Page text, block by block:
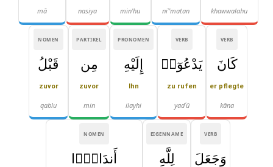
khawwalahu
niʿ'matan
min'hu
nasiya
mā
VERB
كَانَ
er pflegte
kāna
VERB
يَدْعُوٓا۟
zu rufen
yadʿū
PRONOMEN
إِلَيْهِ
Ihn
ilayhi
PARTIKEL
مِن
zuvor
min
NOMEN
قَبْلُ
zuvor
qablu
VERB
وَجَعَلَ
EIGENNAME
لِلَّهِ
NOMEN
أَندَادًۭا